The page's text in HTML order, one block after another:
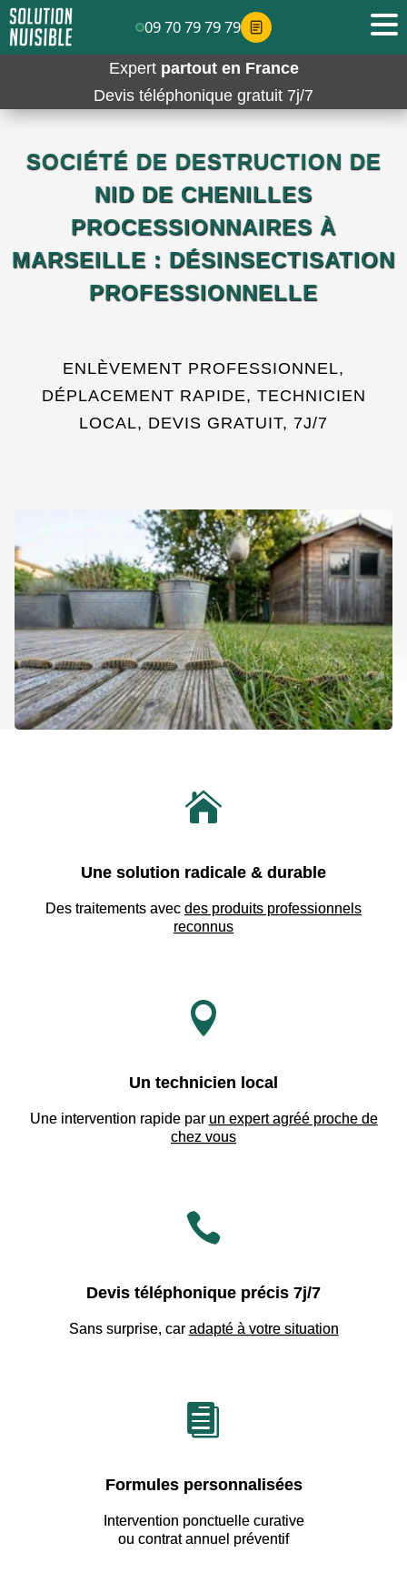
Expert partout en France
Devis téléphonique gratuit 7j/7
SOCIÉTÉ DE DESTRUCTION DE
NID DE CHENILLES
PROCESSIONNAIRES À
MARSEILLE : DÉSINSECTISATION
PROFESSIONNELLE
ENLÈVEMENT PROFESSIONNEL,
DÉPLACEMENT RAPIDE, TECHNICIEN
LOCAL, DEVIS GRATUIT, 7J/7

Une solution radicale & durable
Des traitements avec des produits professionnels
reconnus

Un technicien local
Une intervention rapide par un expert agréé proche de
chez vous

Devis téléphonique précis 7j/7
Sans surprise, car adapté à votre situation

Formules personnalisées
Intervention ponctuelle curative
ou contrat annuel préventif
09 70 79 79 79